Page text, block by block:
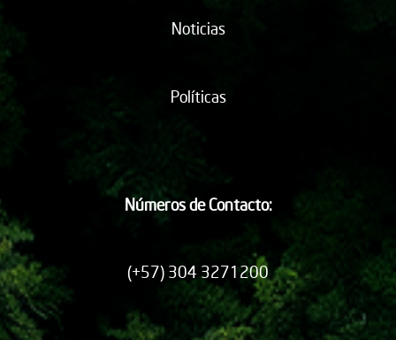
Noticias
Políticas
Números de Contacto:
(+57) 304 3271200